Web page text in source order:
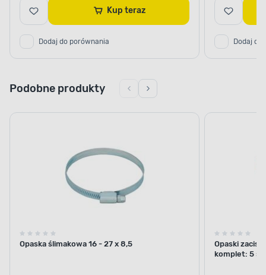
Kup teraz
Dodaj do porównania Dodaj do
Podobne produkty
Opaska ślimakowa 16 - 27 x 8,5
Opaski
komplet: 5